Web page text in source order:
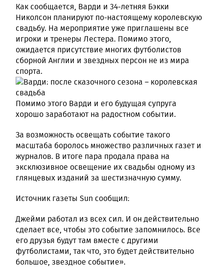
Как сообщается, Варди и 34-летняя Бэкки
Николсон планируют по-настоящему королевскую
свадьбу. На мероприятие уже приглашены все
игроки и тренеры Лестера. Помимо этого,
ожидается присутствие многих футболистов
сборной Англии и звездных персон не из мира
спорта.
Помимо этого Варди и его будущая супруга
хорошо заработают на радостном событии.
За возможность освещать событие такого
масштаба боролось множество различных газет и
журналов. В итоге пара продала права на
эксклюзивное освещение их свадьбы одному из
глянцевых изданий за шестизначную сумму.
Источник газеты Sun сообщил:
Джейми работал из всех сил. И он действительно
сделает все, чтобы это событие запомнилось. Все
его друзья будут там вместе с другими
футболистами, так что, это будет действительно
большое, звездное событие».